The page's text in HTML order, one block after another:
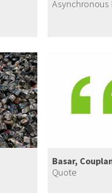
Asynchronous
Basar,
Quote